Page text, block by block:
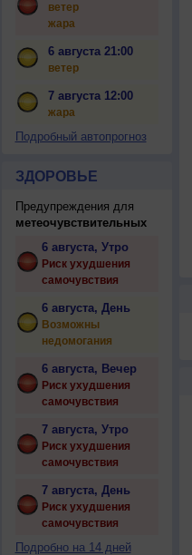
ветер
жара
6 августа 21:00
ветер
7 августа 12:00
жара
Подробный автопрогноз
ЗДОРОВЬЕ
Предупреждения для
метеочувствительных
6 августа, Утро
Риск ухудшения
самочувствия
6 августа, День
Возможны
недомогания
6 августа, Вечер
Риск ухудшения
самочувствия
7 августа, Утро
Риск ухудшения
самочувствия
7 августа, День
Риск ухудшения
самочувствия
Подробно на 14 дней